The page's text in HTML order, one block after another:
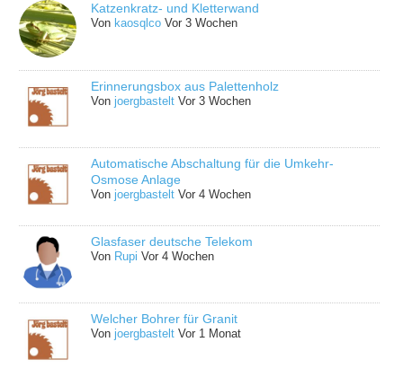
Katzenkratz- und Kletterwand
Von kaosqlco Vor 3 Wochen
Erinnerungsbox aus Palettenholz
Vonjoergbastelt Vor 3 Wochen
Automatische Abschaltung für die Umkehr-
Osmose Anlage
Vonjoergbastelt Vor 4 Wochen
Glasfaser deutsche Telekom
Von Rupi Vor 4 Wochen
Welcher Bohrer für Granit
Vonjoergbastelt Vor 1 Monat